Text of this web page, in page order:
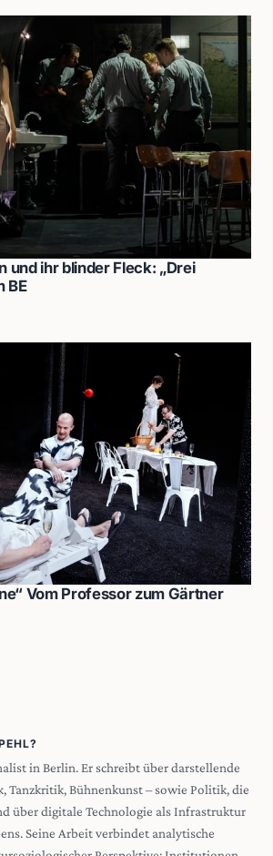
und ihr blinder Fleck: „Drei
BE
Vom Professor zum Gärtner
in Berlin. Er schreibt über darstellende
Tanzkritik, Bühnenkunst – sowie Politik, die
über digitale Technologie als Infrastruktur
Seine Arbeit verbindet analytische